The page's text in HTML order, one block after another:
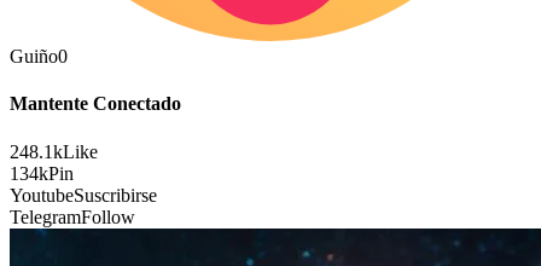
Guiño0
Mantente Conectado
248.1kLike
134kPin
YoutubeSuscribirse
TelegramFollow